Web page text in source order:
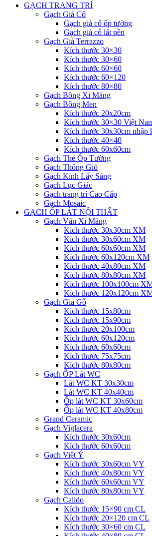
GẠCH TRANG TRÍ
Gạch Giả Cổ
Gạch giả cổ ốp tường
Gạch giả cổ lát nền
Gạch Giả Terrazzo
Kích thước 30×30
Kích thước 30×60
Kích thước 60×60
Kích thước 60×120
Kích thước 80×80
Gạch Bông Xi Măng
Gạch Bông Men
Kích thước 20x20cm
Kích thước 30×30 Việt
Kích thước 30x30cm nhập
Kích thước 40×40
Kích thước 60x60cm
Gạch Thẻ Ốp Tường
Gạch Thông Gió
Gạch Kính Lấy Sáng
Gạch Lục Giác
Gạch trang trí Cao Cấp
Gạch Mosaic
GẠCH ỐP LÁT NỘI THẤT
Gạch Vân Xi Măng
Kích thước 30x30cm XM
Kích thước 30x60cm XM
Kích thước 60x60cm XM
Kích thước 60x120cm XM
Kích thước 40x80cm XM
Kích thước 80x80cm XM
Kích thước 100x100cm
Kích thước 120x120cm
Gạch Giả Gỗ
Kích thước 15x80cm
Kích thước 15x90cm
Kích thước 20x100cm
Kích thước 60x120cm
Kích thước 60x60cm
Kích thước 75x75cm
Kích thước 80x80cm
Gạch ỐP Lát WC
Lát WC KT 30x30cm
Lát WC KT 40x40cm
Ốp lát WC KT 30x60cm
Ốp lát WC KT 40x80cm
Grand Ceramic
Gạch Viglacera
Kích thước 30x60cm
Kích thước 60x60cm
Gạch Việt Ý
Kích thước 30x60cm VY
Kích thước 40x80cm VY
Kích thước 60x60cm VY
Kích thước 80x80cm VY
Gạch Calido
Kích thước 15×90 cm CL
Kích thước 20×120 cm CL
Kích thước 30×60 cm CL